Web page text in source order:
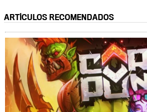
ARTÍCULOS RECOMENDADOS